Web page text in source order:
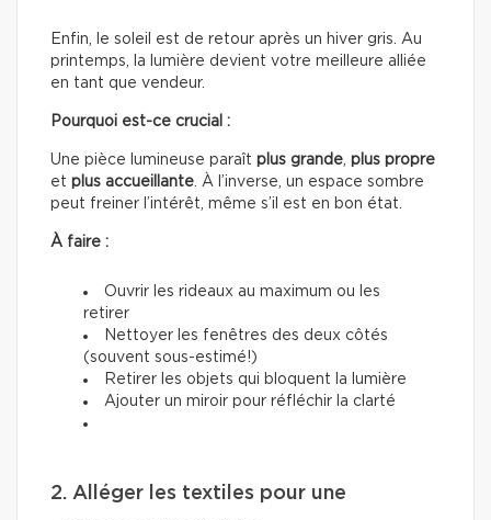
Enfin, le soleil est de retour après un hiver gris. Au
printemps, la lumière devient votre meilleure alliée
en tant que vendeur.
Pourquoi est-ce crucial :
Une pièce lumineuse paraît plus grande, plus propre
et plus accueillante. À l’inverse, un espace sombre
peut freiner l’intérêt, même s’il est en bon état.
À faire :
Ouvrir les rideaux au maximum ou les
retirer
Nettoyer les fenêtres des deux côtés
(souvent sous-estimé!)
Retirer les objets qui bloquent la lumière
Ajouter un miroir pour réfléchir la clarté
2. Alléger les textiles pour une